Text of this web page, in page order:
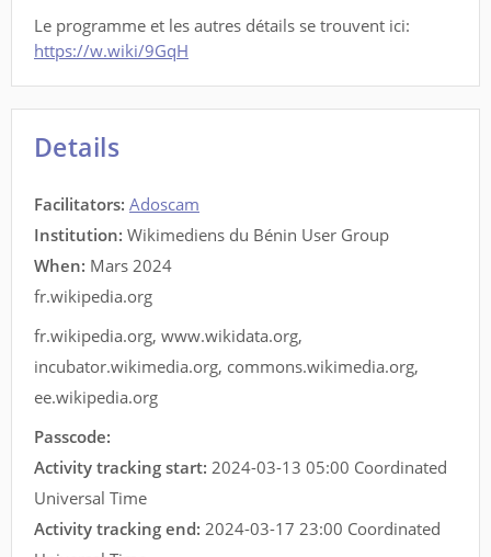
Le programme et les autres détails se trouvent ici:
https://w.wiki/9GqH
Details
Facilitators: Adoscam
Institution: Wikimediens du Bénin User Group
When: Mars 2024
fr.wikipedia.org
fr.wikipedia.org, www.wikidata.org,
incubator.wikimedia.org, commons.wikimedia.org,
ee.wikipedia.org
Passcode:
Activity tracking start: 2024-03-13 05:00 Coordinated
Universal Time
Activity tracking end: 2024-03-17 23:00 Coordinated